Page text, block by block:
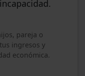
pareja o
ingresos y
económica.